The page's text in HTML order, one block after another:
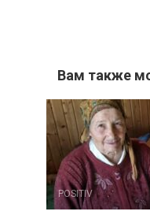
Вам также
POSITIV